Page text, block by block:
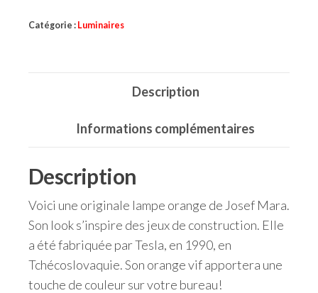
Catégorie : Luminaires
Description
Informations complémentaires
Description
Voici une originale lampe orange de Josef Mara.
Son look s’inspire des jeux de construction. Elle
a été fabriquée par Tesla, en 1990, en
Tchécoslovaquie. Son orange vif apportera une
touche de couleur sur votre bureau!